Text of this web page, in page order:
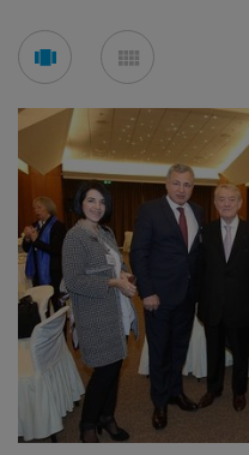
Voir
en
carousel
en
mosaïque